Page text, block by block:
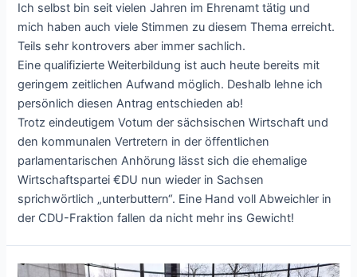
Ich selbst bin seit vielen Jahren im Ehrenamt tätig und
mich haben auch viele Stimmen zu diesem Thema erreicht.
Teils sehr kontrovers aber immer sachlich.
Eine qualifizierte Weiterbildung ist auch heute bereits mit
geringem zeitlichen Aufwand möglich. Deshalb lehne ich
persönlich diesen Antrag entschieden ab!
Trotz eindeutigem Votum der sächsischen Wirtschaft und
den kommunalen Vertretern in der öffentlichen
parlamentarischen Anhörung lässt sich die ehemalige
Wirtschaftspartei €DU nun wieder in Sachsen
sprichwörtlich „unterbuttern“. Eine Hand voll Abweichler in
der CDU-Fraktion fallen da nicht mehr ins Gewicht!